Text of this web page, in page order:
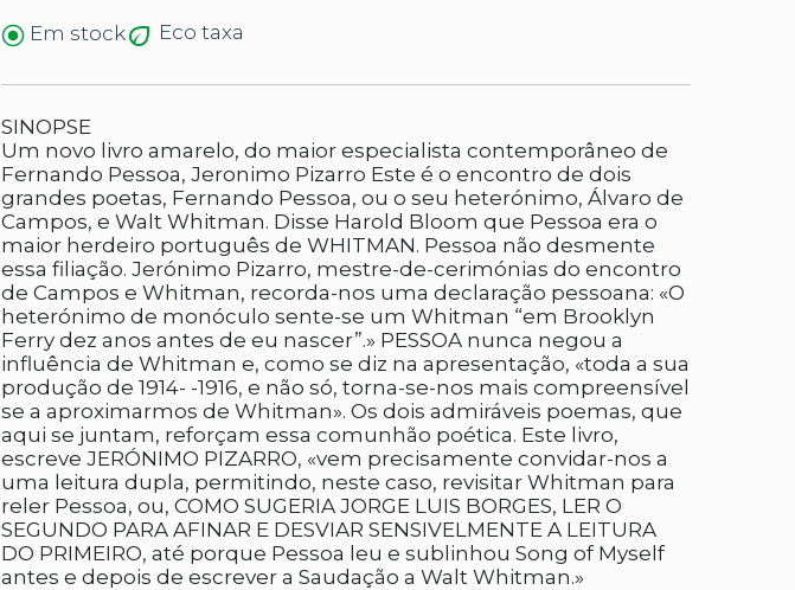
Em stock Eco taxa
SINOPSE
Um novo livro amarelo, do maior especialista contemporâneo de
Fernando Pessoa, Jeronimo Pizarro Este é o encontro de dois
grandes poetas, Fernando Pessoa, ou o seu heterónimo, Álvaro de
Campos, e Walt Whitman. Disse Harold Bloom que Pessoa era o
maior herdeiro português de WHITMAN. Pessoa não desmente
essa filiação. Jerónimo Pizarro, mestre-de-cerimónias do encontro
de Campos e Whitman, recorda-nos uma declaração pessoana: «O
heterónimo de monóculo sente-se um Whitman “em Brooklyn
Ferry dez anos antes de eu nascer”.» PESSOA nunca negou a
influência de Whitman e, como se diz na apresentação, «toda a sua
produção de 1914- -1916, e não só, torna-se-nos mais compreensível
se a aproximarmos de Whitman». Os dois admiráveis poemas, que
aqui se juntam, reforçam essa comunhão poética. Este livro,
escreve JERÓNIMO PIZARRO, «vem precisamente convidar-nos a
uma leitura dupla, permitindo, neste caso, revisitar Whitman para
reler Pessoa, ou, COMO SUGERIA JORGE LUIS BORGES, LER O
SEGUNDO PARA AFINAR E DESVIAR SENSIVELMENTE A LEITURA
DO PRIMEIRO, até porque Pessoa leu e sublinhou Song of Myself
antes e depois de escrever a Saudação a Walt Whitman.»